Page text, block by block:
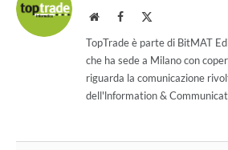
WebsiteFacebook
TopTrade è parte di BitMAT
che ha sede a Milano con
riguarda la comunicazione
dell'lnformation &